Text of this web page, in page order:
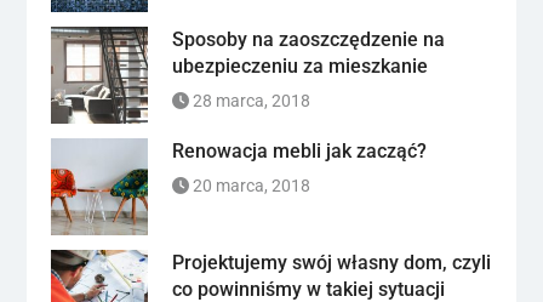
Sposoby na zaoszczędzenie na
ubezpieczeniu za mieszkanie
28 marca, 2018
Renowacja mebli jak zacząć?
20 marca, 2018
Projektujemy swój własny dom, czyli
co powinniśmy w takiej sytuacji